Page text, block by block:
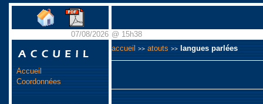
07/08/2026 @ 15h38
Accueil
Coordonnées
accueil >> atouts >> langues parlées